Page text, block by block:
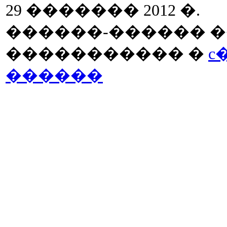
29 ������� 2012 �.
������-������
����������� �
������